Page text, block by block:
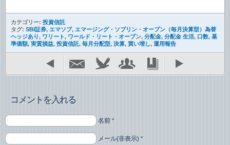
カテゴリー: 投資信託
タグ: SBI証券, エマソブ, エマージング・ソブリン・オープン（毎月決算型）為替
ヘッジあり, ワリート, ワールド・リート・オープン, 分配金, 分配金 生活, 口数, 基
準価額, 実質損益, 投資信託, 毎月分配型, 決算, 買い増し, 運用報告
コメントを入れる
名前 *
メール(非表示) *